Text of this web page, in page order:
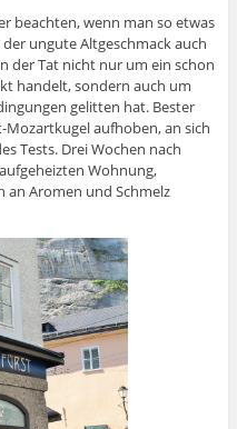
beachten, wenn man so etwas
ungute Altgeschmack auch
der Tat nicht nur um ein schon
handelt, sondern auch um
gelitten hat. Bester
Mozartkugel aufhoben, an sich
Tests. Drei Wochen nach
Wohnung,
an Aromen und Schmelz